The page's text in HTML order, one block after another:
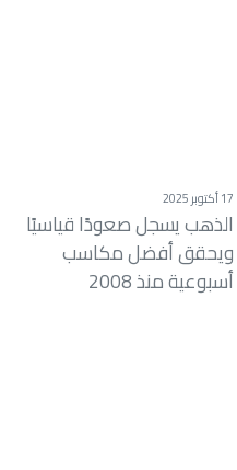
17 أكتوبر 2025
الذهب يسجل صعودًا قياسيًا
ويحقق أفضل مكاسب
أسبوعية منذ 2008